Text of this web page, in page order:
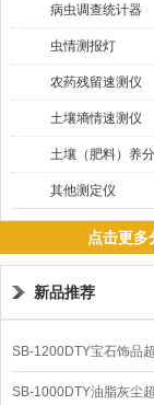
病虫调查统计器
虫情测报灯
农药残留速测仪
土壤墒情速测仪
土壤（肥料）养
其他测定仪
点击更多
新品推荐
SB-1200DTY宝石饰品
SB-1000DTY油脂灰尘